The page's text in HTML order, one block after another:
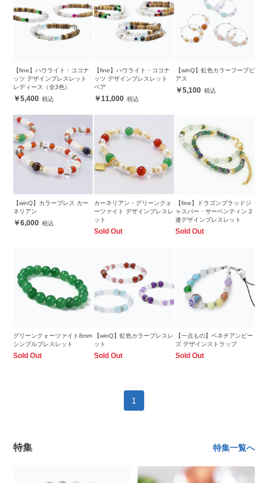
【fine】ハウライト・ココナ
ッツ デザインブレスレット
レディース（全3色）
5,400
【fine】ハウライト・ココナ
ッツ デザインブレスレット
ペア
11,000
【winQ】虹色カラーフープピ
アス
5,100
【winQ】カラーブレス カー
ネリアン
6,000
カーネリアン・グリーンクォ
ーツァイト デザインブレスレ
ット
Sold Out
【fine】ドラゴンブラッドジ
ャスパー・サーペンティン 2
連デザインブレスレット
Sold Out
グリーンクォーツァイト8mm
シンプルブレスレット
Sold Out
【winQ】虹色カラーブレスレ
ット
Sold Out
【一点もの】ベネチアンビー
ズ デザインストラップ
Sold Out
1
特集 特集一覧へ